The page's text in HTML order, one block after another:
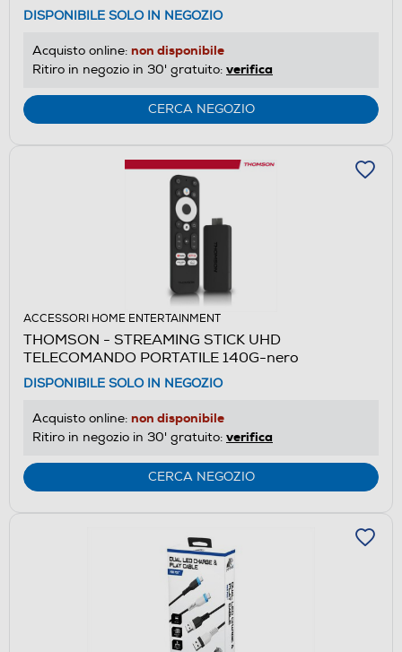
DISPONIBILE SOLO IN NEGOZIO
Acquisto online: non disponibile
Ritiro in negozio in 30' gratuito: verifica
CERCA NEGOZIO
ACCESSORI HOME ENTERTAINMENT
THOMSON - STREAMING STICK UHD
TELECOMANDO PORTATILE 140G-nero
DISPONIBILE SOLO IN NEGOZIO
Acquisto online: non disponibile
Ritiro in negozio in 30' gratuito: verifica
CERCA NEGOZIO